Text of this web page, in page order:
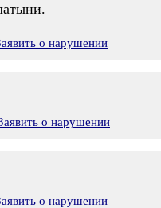
о нарушении
о нарушении
о нарушении